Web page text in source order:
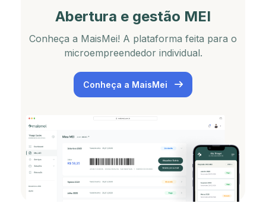
Abertura e gestão MEI
Conheça a MaisMei! A plataforma feita para o
microempreendedor individual.
Conheça a MaisMei